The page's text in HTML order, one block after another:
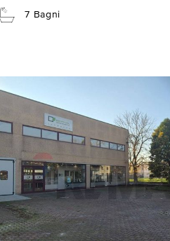
7 Bagni